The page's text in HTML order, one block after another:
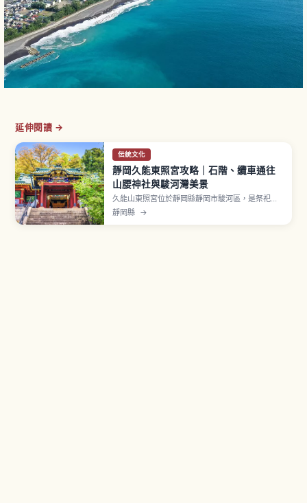
延伸閱讀 →
伝統文化
靜岡久能東照宮攻略｜石階、纜車通往
山腰神社與駿河灣美景
久能山東照宮位於靜岡縣靜岡市駿河區，是祭祀德
川家康公的歷史名社。社殿（本殿、石之間、拜
靜岡縣 →